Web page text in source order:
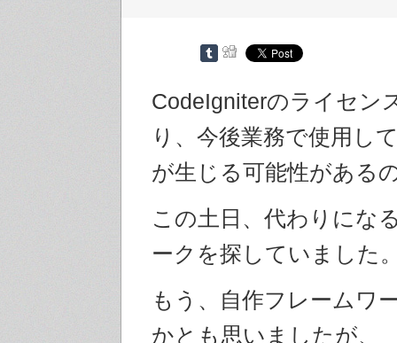
CodeIgniterのライセン
り、今後業務で使用し
が生じる可能性がある
この土日、代わりにな
ークを探していました
もう、自作フレームワ
かとも思いましたが、